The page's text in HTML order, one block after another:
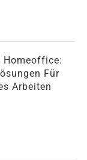
Homeoffice:
Für
Arbeiten